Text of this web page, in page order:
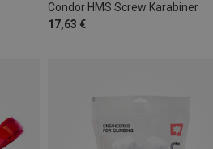
Condor HMS Screw Karabiner
17,63 €